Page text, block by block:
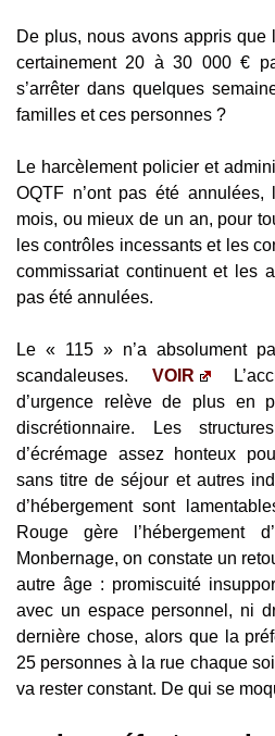
De plus, nous avons appris que
certainement 20 à 30 000 €
s’arrêter dans quelques
familles et ces personnes ?
Le harcèlement policier et
OQTF n’ont pas été
mois, ou mieux de un an, pour
les contrôles incessants et les
commissariat continuent et les
pas été annulées.
Le « 115 » n’a absolument
scandaleuses. VOIR
d’urgence relève de plus en
discrétionnaire. Les
d’écrémage assez honteux
sans titre de séjour et autres
d’hébergement sont
Rouge gère l’hébergement
Monbernage, on constate un
autre âge : promiscuité
avec un espace personnel, ni
dernière chose, alors que la
25 personnes à la rue chaque
va rester constant. De qui se